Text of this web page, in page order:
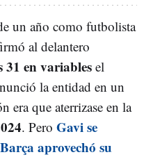
un año como futbolista
al delantero
31 en variables el
la entidad en un
era que aterrizase en la
. Pero Gavi se
aprovechó su